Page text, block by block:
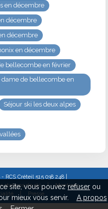
en décembre
décembre
décembre
en décembre
bellecombe en février
de bellecombe en
Séjour ski les deux alpes
RCS Créteil 515 038 248 |
stations de ski |
Mentions
| Presse
site, vous pouvezrefuser ou
mieux vous servir.
A propos